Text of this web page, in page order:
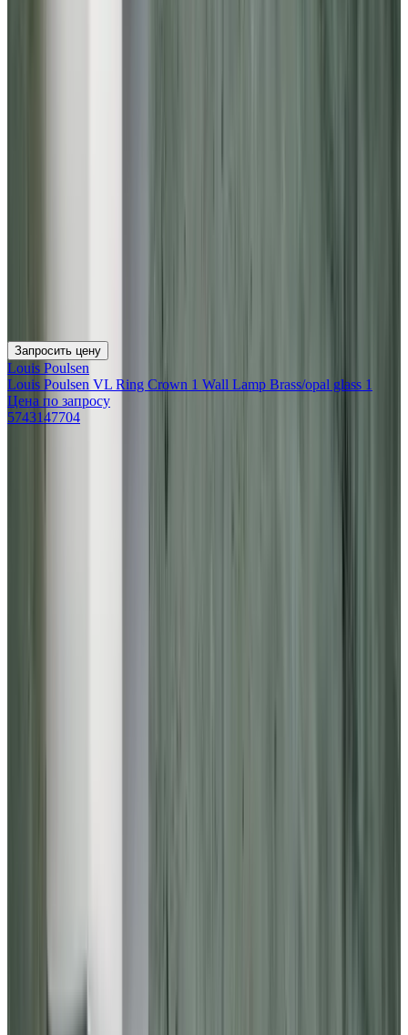
Запросить цену
Louis Poulsen
Louis Poulsen VL Ring Crown 1 Wall Lamp Brass/opal glass 1
Цена по запросу
5743147704